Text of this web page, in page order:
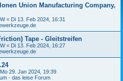
Union Manufacturing Company,
« Di 13. Feb 2024, 16:31
Tape - Gleitstreifen
« Di 13. Feb 2024, 16:27
Mo 29. Jan 2024, 19:39
- das leise Forum